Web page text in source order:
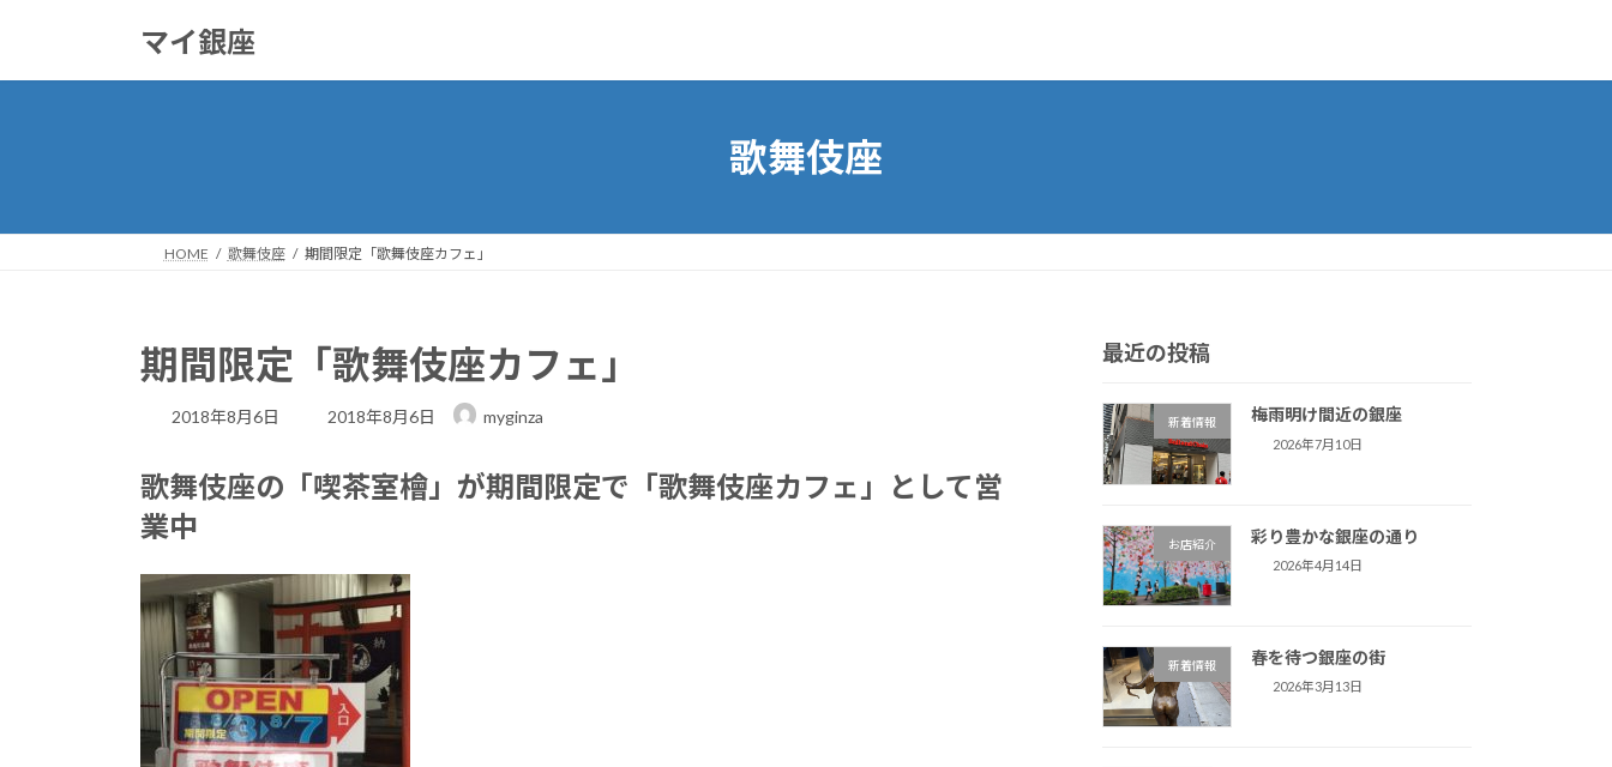
マイ銀座
歌舞伎座
HOME 歌舞伎座 期間限定「歌舞伎座カフェ」
期間限定「歌舞伎座カフェ」
2018年8月6日
最
新
2018年8月6日 myginza
歌舞伎座の「喫茶室檜」が期間限定で「歌舞伎座カフェ」として営
業中
最近の投稿
新着情報 梅雨明け間近の銀座
2026年7月10日
お店紹介 彩り豊かな銀座の通り
2026年4月14日
新着情報 春を待つ銀座の街
2026年3月13日